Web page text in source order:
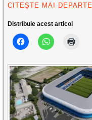
CITEȘTE MAI DEPARTE
Distribuie acest articol